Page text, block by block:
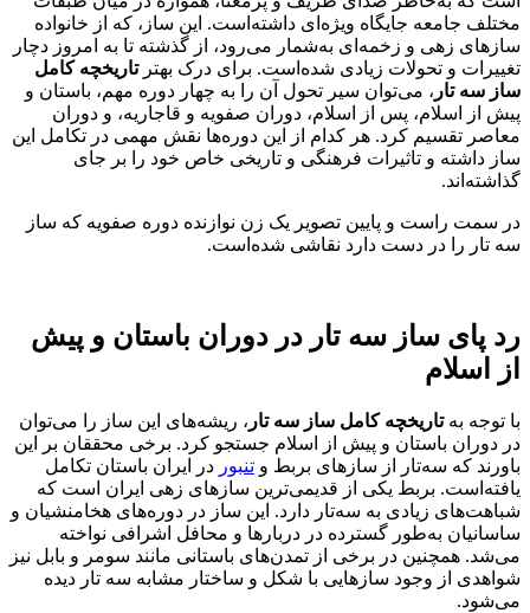
مختلف جامعه جایگاه ویژه‌ای داشته‌است. این ساز، که از خانواده
سازهای زهی و زخمه‌ای به‌شمار می‌رود، از گذشته تا به امروز دچار
تغییرات و تحولات زیادی شده‌است. برای درک بهترتاریخچه کامل
ساز سه تار ، می‌توان سیر تحول آن را به چهار دوره مهم، باستان و
پیش از اسلام، پس از اسلام، دوران صفویه و قاجاریه، و دوران
معاصر تقسیم کرد. هر کدام از این دوره‌ها نقش مهمی در تکامل این
ساز داشته و تاثیرات فرهنگی و تاریخی خاص خود را بر جای
گذاشته‌اند.
در سمت راست و پایین تصویر یک زن نوازنده دوره صفویه که ساز
سه تار را در دست دارد نقاشی شده‌است.
رد پای ساز سه تار در دوران باستان و پیش
از اسلام
با توجه بهتاریخچه کامل ساز سه تار ، ریشه‌های این ساز را می‌توان
در دوران باستان و پیش از اسلام جستجو کرد. برخی محققان بر این
باورند که سه‌تار از سازهای بربط و تنبور در ایران باستان تکامل
یافته‌است. بربط یکی از قدیمی‌ترین سازهای زهی ایران است که
شباهت‌های زیادی به سه‌تار دارد. این ساز در دوره‌های هخامنشیان و
ساسانیان به‌طور گسترده در دربارها و محافل اشرافی نواخته
می‌شد. همچنین در برخی از تمدن‌های باستانی مانند سومر و بابل نیز
شواهدی از وجود سازهایی با شکل و ساختار مشابه سه تار دیده
می‌شود.